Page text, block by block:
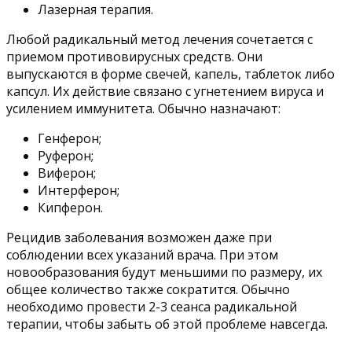
Лазерная терапия.
Любой радикальный метод лечения сочетается с
приемом противовирусных средств. Они
выпускаются в форме свечей, капель, таблеток либо
капсул. Их действие связано с угнетением вируса и
усилением иммунитета. Обычно назначают:
Генферон;
Руферон;
Виферон;
Интерферон;
Кипферон.
Рецидив заболевания возможен даже при
соблюдении всех указаний врача. При этом
новообразования будут меньшими по размеру, их
общее количество также сократится. Обычно
необходимо провести 2-3 сеанса радикальной
терапии, чтобы забыть об этой проблеме навсегда.